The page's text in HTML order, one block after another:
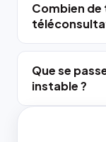
Combien de
Que se
instable ?